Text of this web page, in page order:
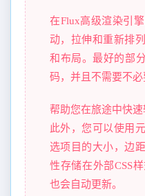
在Flux高级渲染引
动，拉伸和重新排
和布局。最好的部
码，并且不需要不必
帮助您在旅途中快
此外，您可以使用
选项目的大小，边
性存储在外部CSS
也会自动更新。